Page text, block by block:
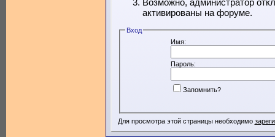
Возможно, администратор
активированы на форуме.
Вход
Имя:
Пароль:
Запомнить?
Для просмотра этой страницы необходимо